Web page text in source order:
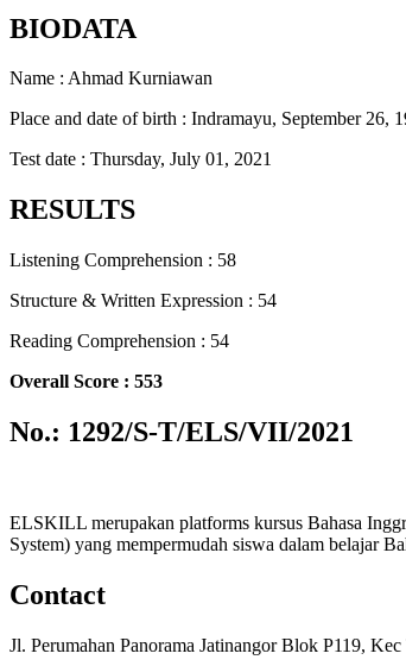
BIODATA
Name : Ahmad Kurniawan
Place and date of birth : Indramayu, September 26,
Test date : Thursday, July 01, 2021
RESULTS
Listening Comprehension : 58
Structure & Written Expression : 54
Reading Comprehension : 54
Overall Score : 553
No.: 1292/S-T/ELS/VII/2021
ELSKILL merupakan platforms kursus Bahasa
System) yang mempermudah siswa dalam belajar
Contact
Jl. Perumahan Panorama Jatinangor Blok P119,